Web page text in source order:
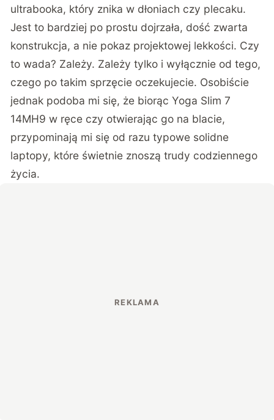
ultrabooka, który znika w dłoniach czy plecaku.
Jest to bardziej po prostu dojrzała, dość zwarta
konstrukcja, a nie pokaz projektowej lekkości. Czy
to wada? Zależy. Zależy tylko i wyłącznie od tego,
czego po takim sprzęcie oczekujecie. Osobiście
jednak podoba mi się, że biorąc Yoga Slim 7
14MH9 w ręce czy otwierając go na blacie,
przypominają mi się od razu typowe solidne
laptopy, które świetnie znoszą trudy codziennego
życia.